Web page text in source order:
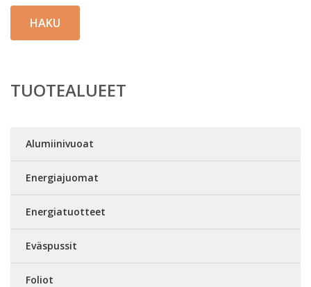
HAKU
TUOTEALUEET
Alumiinivuoat
Energiajuomat
Energiatuotteet
Eväspussit
Foliot